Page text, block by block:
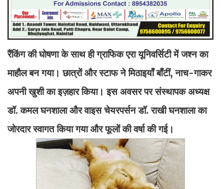
रैंकिंग की घोषणा के साथ ही ग्राफिक एरा यूनिवर्सिटी में जश्न का
माहौल बन गया। छात्रों और स्टाफ ने मिठाइयाँ बाँटीं, नाच-गाकर
अपनी खुशी का इज़हार किया। इस अवसर पर संस्थापक अध्यक्ष
डॉ. कमल घनशाला और वाइस चेयरपर्सन डॉ. राखी घनशाला का
जोरदार स्वागत किया गया और फूलों की वर्षा की गई।